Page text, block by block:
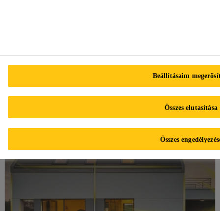
Próbálja ki új Színpont Homlokzat-tervezőnket!
Beállításaim
Összes elutasítása
Összes